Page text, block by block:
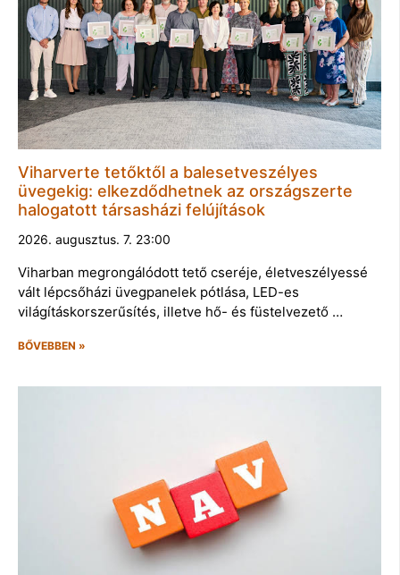
Viharverte tetőktől a balesetveszélyes
üvegekig: elkezdődhetnek az országszerte
halogatott társasházi felújítások
2026. augusztus. 7. 23:00
Viharban megrongálódott tető cseréje, életveszélyessé
vált lépcsőházi üvegpanelek pótlása, LED-es
világításkorszerűsítés, illetve hő- és füstelvezető …
BŐVEBBEN »